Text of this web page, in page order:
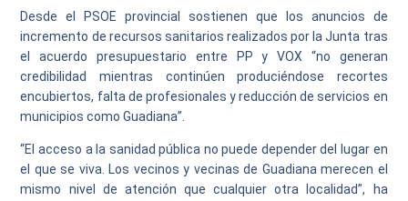
Desde el PSOE provincial sostienen que los anuncios de
incremento de recursos sanitarios realizados por la Junta tras
el acuerdo presupuestario entre PP y VOX “no generan
credibilidad mientras continúen produciéndose recortes
encubiertos, falta de profesionales y reducción de servicios en
municipios como Guadiana”.
“El acceso a la sanidad pública no puede depender del lugar en
el que se viva. Los vecinos y vecinas de Guadiana merecen el
mismo nivel de atención que cualquier otra localidad”, ha